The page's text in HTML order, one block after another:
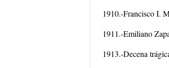
1910.-Francisco I.
1911.-Emiliano
1913.-Decena